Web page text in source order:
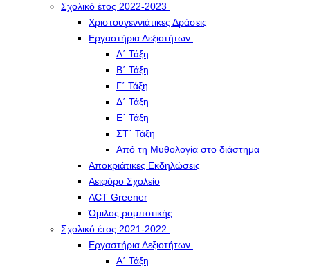
Σχολικό έτος 2022-2023
Χριστουγεννιάτικες Δράσεις
Εργαστήρια Δεξιοτήτων
Α΄ Τάξη
Β΄ Τάξη
Γ΄ Τάξη
Δ΄ Τάξη
Ε΄ Τάξη
ΣΤ΄ Τάξη
Από τη Μυθολογία στο διάστημα
Αποκριάτικες Εκδηλώσεις
Αειφόρο Σχολείο
ACT Greener
Όμιλος ρομποτικής
Σχολικό έτος 2021-2022
Εργαστήρια Δεξιοτήτων
Α΄ Τάξη